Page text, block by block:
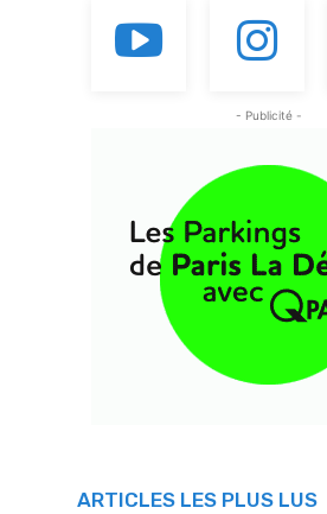
- Publicité -
ARTICLES LES PLUS LUS